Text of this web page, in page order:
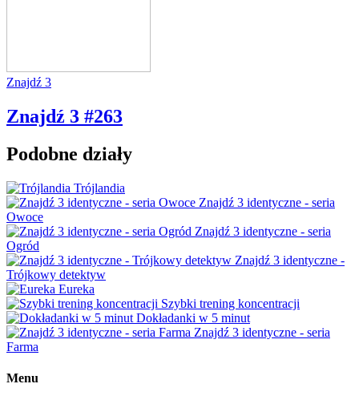
Znajdź 3
Znajdź 3 #263
Podobne działy
Trójlandia
Znajdź 3 identyczne - seria
Owoce
Znajdź 3 identyczne - seria
Ogród
Znajdź 3 identyczne -
Trójkowy detektyw
Eureka
Szybki trening koncentracji
Dokładanki w 5 minut
Znajdź 3 identyczne - seria
Farma
Menu